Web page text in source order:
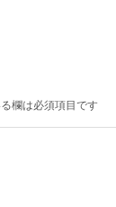
欄は必須項目です